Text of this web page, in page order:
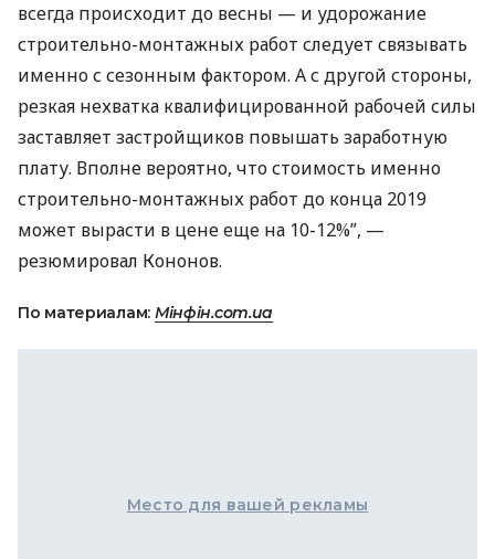
всегда происходит до весны — и удорожание
строительно-монтажных работ следует связывать
именно с сезонным фактором. А с другой стороны,
резкая нехватка квалифицированной рабочей силы
заставляет застройщиков повышать заработную
плату. Вполне вероятно, что стоимость именно
строительно-монтажных работ до конца 2019
может вырасти в цене еще на 10-12%”, —
резюмировал Кононов.
По материалам: Мінфін.com.ua
Место для вашей рекламы